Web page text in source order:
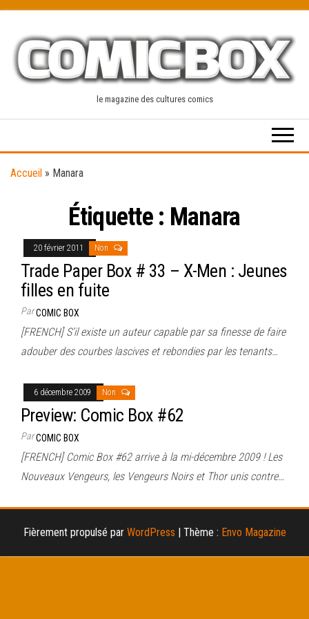
content
le magazine des cultures comics
Accueil » Manara
Étiquette : Manara
20 février 2011 Non
Trade Paper Box # 33 – X-Men : Jeunes
filles en fuite
ParCOMIC BOX
[FRENCH] S’il existe un auteur capable par sa finesse de faire
adouber des courbes lascives et rebondies par les tenants…
6 décembre 2009 Non
Preview: Comic Box #62
ParCOMIC BOX
[FRENCH] Comic Box #62 arrive à la mi-décembre 2009 ! Les
Nouveaux Vengeurs, les Vengeurs Noirs et Thor unis contre…
Fièrement propulsé par WordPress | Thème : Envo Magazine